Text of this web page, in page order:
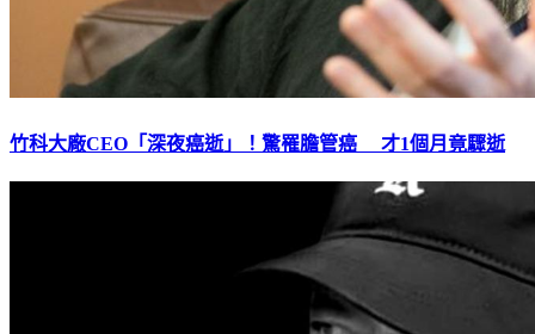
竹科大廠CEO「深夜癌逝」！驚罹膽管癌 才1個月竟驟逝